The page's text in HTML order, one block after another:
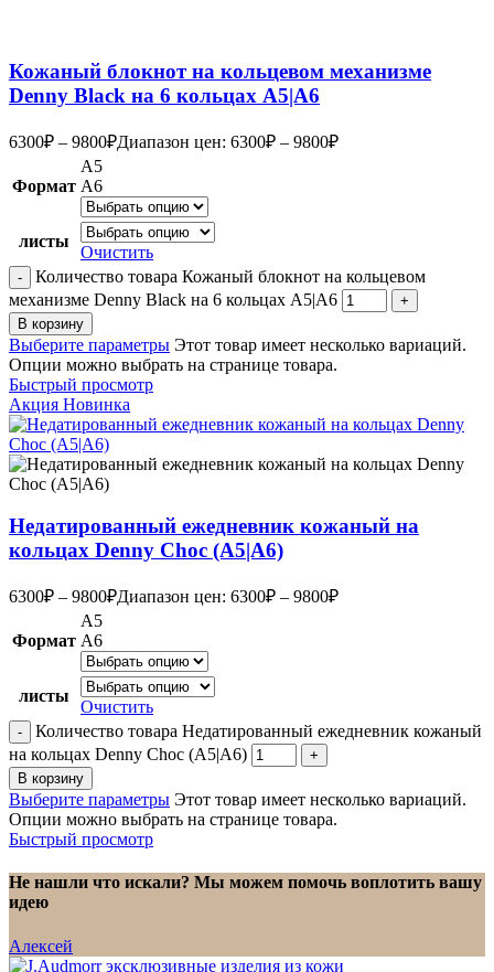
Кожаный блокнот на кольцевом механизме
Denny Black на 6 кольцах А5|A6
6300₽ – 9800₽Диапазон цен: 6300₽ – 9800₽
Формат
А5
А6
листы
Очистить
Количество товара Кожаный блокнот на кольцевом
механизме Denny Black на 6 кольцах А5|A6
В корзину
Выберите параметры Этот товар имеет несколько вариаций.
Опции можно выбрать на странице товара.
Быстрый просмотр
Акция Новинка
Недатированный ежедневник кожаный на
кольцах Denny Choc (А5|A6)
6300₽ – 9800₽Диапазон цен: 6300₽ – 9800₽
Формат
А5
А6
листы
Очистить
Количество товара Недатированный ежедневник кожаный
на кольцах Denny Choc (А5|A6)
В корзину
Выберите параметры Этот товар имеет несколько вариаций.
Опции можно выбрать на странице товара.
Быстрый просмотр
Не нашли что искали? Мы можем помочь воплотить вашу
идею
Алексей